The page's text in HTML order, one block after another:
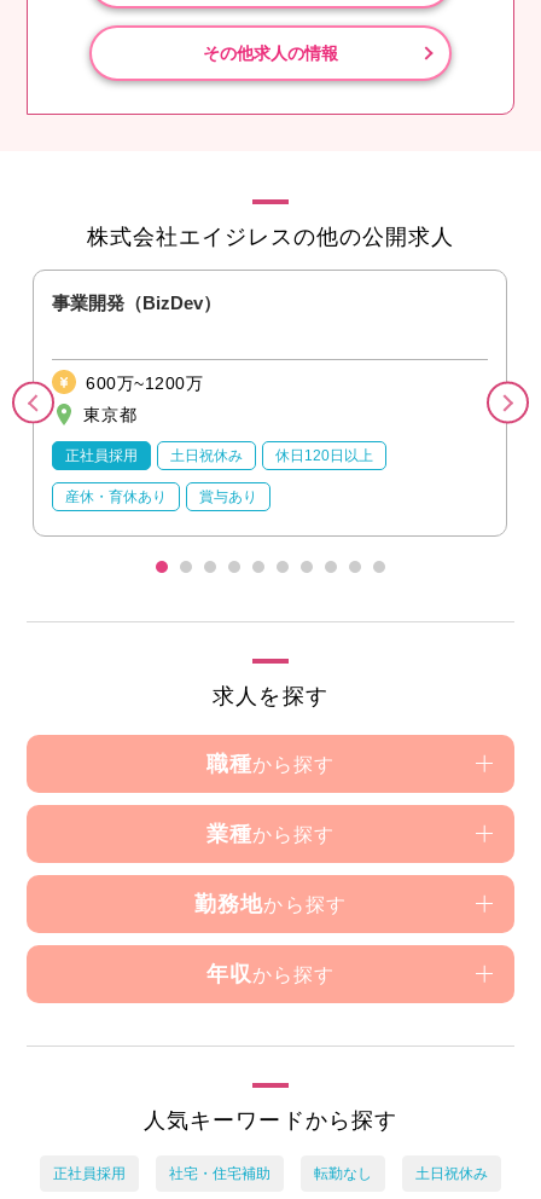
その他求人の情報
株式会社エイジレスの他の公開求人
事業開発（BizDev）
600万~1200万
東京都
正社員採用 土日祝休み 休日120日以上
産休・育休あり 賞与あり
求人を探す
職種から探す
業種から探す
勤務地から探す
年収 から探す
人気キーワードから探す
正社員採用 社宅・住宅補助 転勤なし 土日祝休み